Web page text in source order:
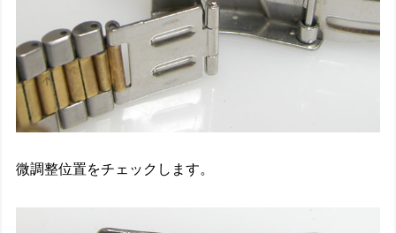
微調整位置をチェックします。